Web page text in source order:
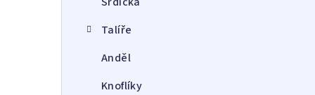
Talíře
Anděl
Knoflíky